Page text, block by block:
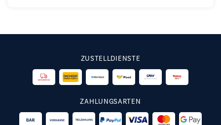
ZUSTELLDIENSTE
ZAHLUNGSARTEN